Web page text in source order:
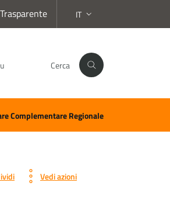
SELEZIONE LINGUA:
IT
Facebook
Instagram
LinkedIn
YouTube
Spotify
WhatsApp Cerca
Complementare Regionale
Vedi azioni